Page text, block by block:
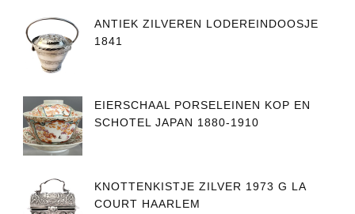
ANTIEK ZILVEREN LODEREINDOOSJE
1841
EIERSCHAAL PORSELEINEN KOP EN
SCHOTEL JAPAN 1880-1910
KNOTTENKISTJE ZILVER 1973 G LA
COURT HAARLEM